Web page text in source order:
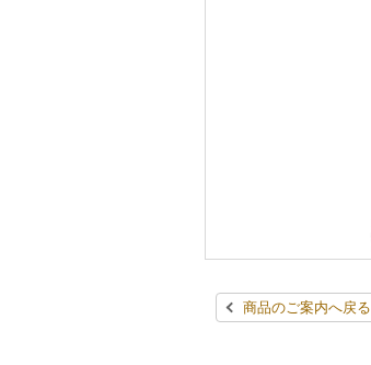
商品のご案内へ戻る